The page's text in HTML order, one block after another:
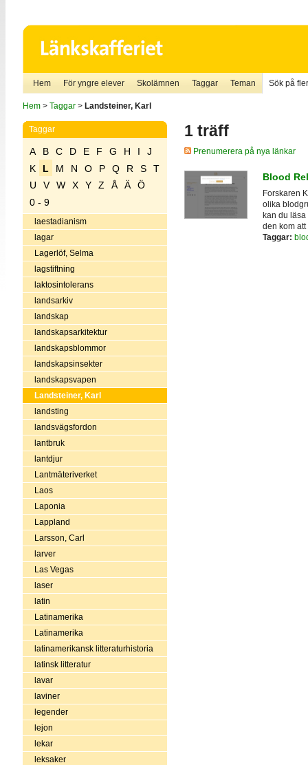
Hem För yngre elever Skolämnen Taggar Teman Sök på
Hem> Taggar> Landsteiner, Karl
Taggar
A B C D E F G H I
J
K
L M N O P Q R S
T
U
V W X Y Z Å Ä
Ö
0 - 9
laestadianism
lagar
Lagerlöf, Selma
lagstiftning
laktosintolerans
landsarkiv
landskap
landskapsarkitektur
landskapsblommor
landskapsinsekter
landskapsvapen
Landsteiner, Karl
landsting
landsvägsfordon
lantbruk
lantdjur
Lantmäteriverket
Laos
Laponia
Lappland
Larsson, Carl
larver
Las Vegas
laser
latin
Latinamerika
Latinamerika
latinamerikansk litteraturhistoria
latinsk litteratur
lavar
laviner
legender
lejon
lekar
leksaker
1 träff
Prenumerera på nya länkar
Blood
Forskaren
olika
kan du läsa
den kom
Taggar: